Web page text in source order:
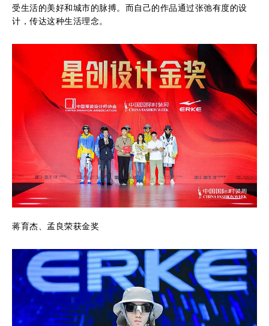
受生活的美好和城市的脉搏。而自己的作品通过张弛有度的设
计，传达这种生活理念。
蒋育杰、孟良荣获金奖